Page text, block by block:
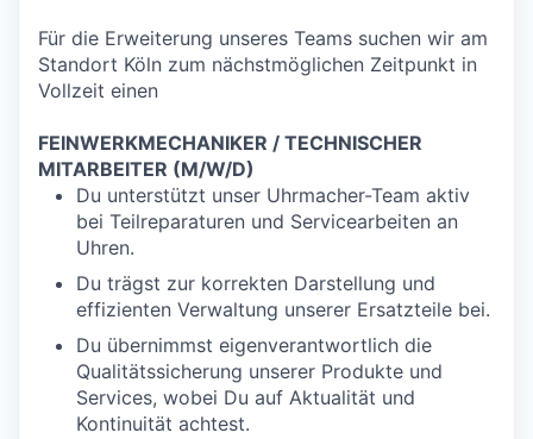
Für die Erweiterung unseres Teams suchen wir am
Standort Köln zum nächstmöglichen Zeitpunkt in
Vollzeit einen
FEINWERKMECHANIKER / TECHNISCHER
MITARBEITER (M/W/D)
Du unterstützt unser Uhrmacher-Team aktiv
bei Teilreparaturen und Servicearbeiten an
Uhren.
Du trägst zur korrekten Darstellung und
effizienten Verwaltung unserer Ersatzteile bei.
Du übernimmst eigenverantwortlich die
Qualitätssicherung unserer Produkte und
Services, wobei Du auf Aktualität und
Kontinuität achtest.